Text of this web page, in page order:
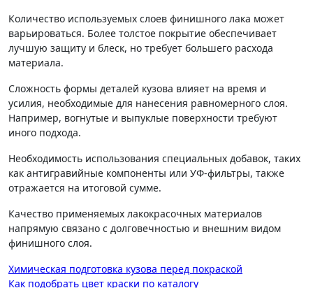
Количество используемых слоев финишного лака может
варьироваться. Более толстое покрытие обеспечивает
лучшую защиту и блеск, но требует большего расхода
материала.
Сложность формы деталей кузова влияет на время и
усилия, необходимые для нанесения равномерного слоя.
Например, вогнутые и выпуклые поверхности требуют
иного подхода.
Необходимость использования специальных добавок, таких
как антигравийные компоненты или УФ-фильтры, также
отражается на итоговой сумме.
Качество применяемых лакокрасочных материалов
напрямую связано с долговечностью и внешним видом
финишного слоя.
Навигация
Химическая подготовка кузова перед покраской
Как подобрать цвет краски по каталогу